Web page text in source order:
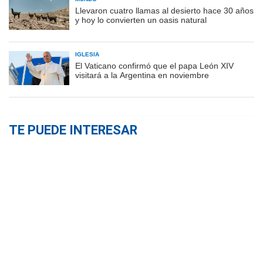
Llevaron cuatro llamas al desierto hace 30 años
y hoy lo convierten un oasis natural
IGLESIA
El Vaticano confirmó que el papa León XIV
visitará a la Argentina en noviembre
TE PUEDE INTERESAR